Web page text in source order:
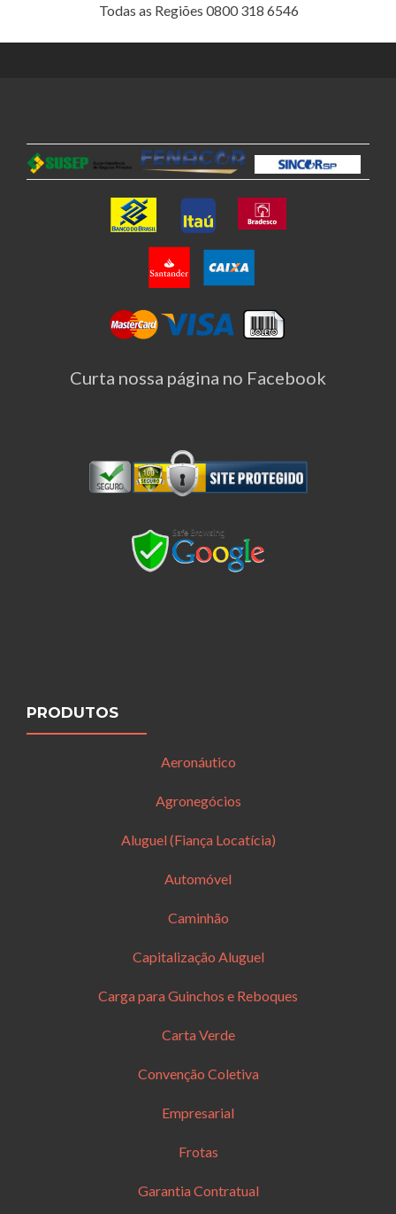
Todas as Regiões 0800 318 6546
Curta nossa página no Facebook
PRODUTOS
Aeronáutico
Agronegócios
Aluguel (Fiança Locatícia)
Automóvel
Caminhão
Capitalização Aluguel
Carga para Guinchos e Reboques
Carta Verde
Convenção Coletiva
Empresarial
Frotas
Garantia Contratual